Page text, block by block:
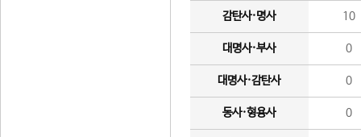
감탄사·명사 10
대명사·부사 0
대명사·감탄사 0
동사·형용사 0